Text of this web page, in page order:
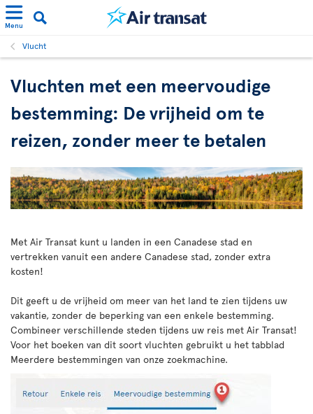
Menu
Vlucht
Vluchten met een meervoudige
bestemming: De vrijheid om te
reizen, zonder meer te betalen
Met Air Transat kunt u landen in een Canadese stad en
vertrekken vanuit een andere Canadese stad, zonder extra
kosten!
Dit geeft u de vrijheid om meer van het land te zien tijdens uw
vakantie, zonder de beperking van een enkele bestemming.
Combineer verschillende steden tijdens uw reis met Air Transat!
Voor het boeken van dit soort vluchten gebruikt u het tabblad
Meerdere bestemmingen van onze zoekmachine.